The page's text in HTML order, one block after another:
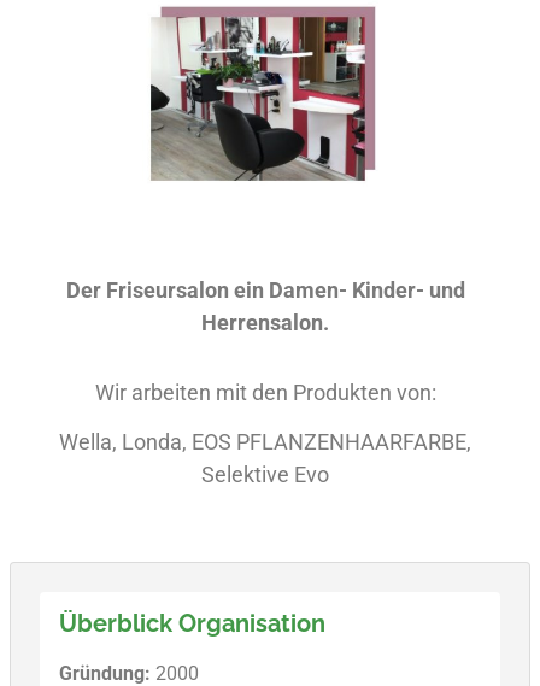
Der Friseursalon ein Damen- Kinder- und
Herrensalon.
Wir arbeiten mit den Produkten von:
Wella, Londa, EOS PFLANZENHAARFARBE,
Selektive Evo
Überblick Organisation
Gründung: 2000